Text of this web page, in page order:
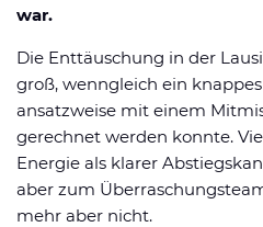
war.
Die Enttäuschung in der
groß, wenngleich ein
ansatzweise mit einem
gerechnet werden konnte.
Energie als klarer
aber zum
mehr aber nicht.